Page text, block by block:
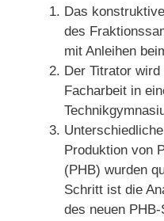
Das
des
mit Anleihen
Der Titrator
Facharbeit in
Produktion von
(PHB) wurden
Schritt ist die
des neuen